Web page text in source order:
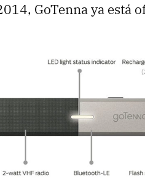
GoTenna ya está